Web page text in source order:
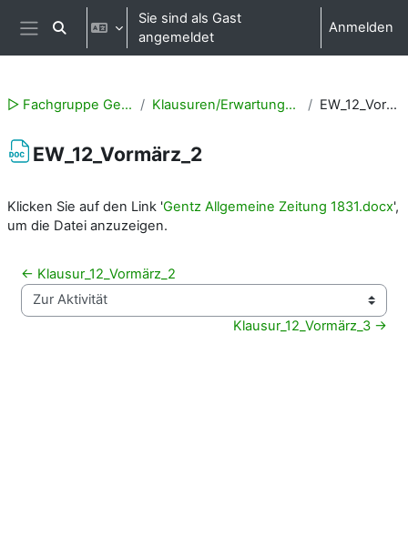
Zum Hauptinhalt
Website-Übersicht
Sucheingabe umschalten
Sie sind als Gast
angemeldet
Anmelden
▻ Fachgruppe Geschichte Klausuren/Erwartungshorizonte EW_12_Vormärz_2
EW_12_Vormärz_2
Klicken Sie auf den Link 'Gentz Allgemeine Zeitung 1831.docx',
um die Datei anzuzeigen.
← Klausur_12_Vormärz_2
Zur Aktivität
Klausur_12_Vormärz_3 →